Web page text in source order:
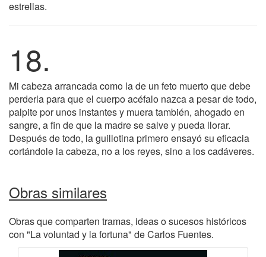
estrellas.
18.
Mi cabeza arrancada como la de un feto muerto que debe
perderla para que el cuerpo acéfalo nazca a pesar de todo,
palpite por unos instantes y muera también, ahogado en
sangre, a fin de que la madre se salve y pueda llorar.
Después de todo, la guillotina primero ensayó su eficacia
cortándole la cabeza, no a los reyes, sino a los cadáveres.
Obras similares
Obras que comparten tramas, ideas o sucesos históricos
con "La voluntad y la fortuna" de Carlos Fuentes.